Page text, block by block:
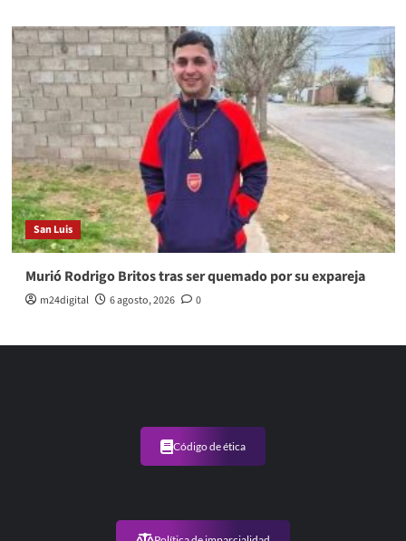
San Luis
Murió Rodrigo Britos tras ser quemado por su expareja
m24digital 6 agosto, 2026 0
Código de ética